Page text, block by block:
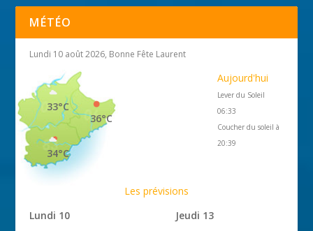
MÉTÉO
Lundi 10 août 2026, Bonne Fête Laurent
36°C
33°C
34°C
Aujourd'hui
Lever du Soleil
06:33
Coucher du soleil à
20:39
Les prévisions
Lundi 10
Jeudi 13